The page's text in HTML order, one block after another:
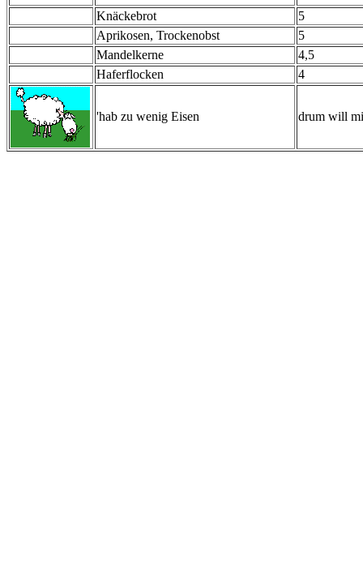
Knäckebrot
5
Aprikosen, Trockenobst
5
Mandelkerne
4,5
Haferflocken
4
'hab zu wenig Eisen drum will